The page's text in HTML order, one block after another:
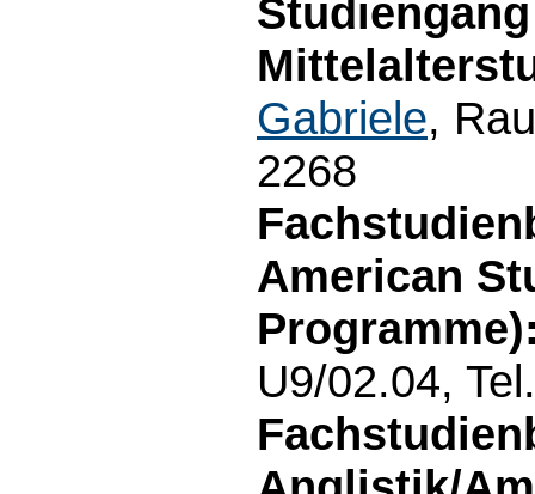
Gabriele,
2268
American
U9/02.04,